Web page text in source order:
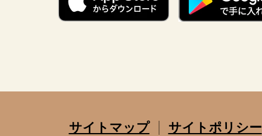
サイトマップ
サイトポリシー